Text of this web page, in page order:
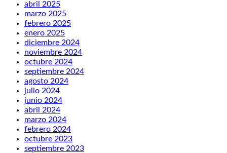
abril 2025
marzo 2025
febrero 2025
enero 2025
diciembre 2024
noviembre 2024
octubre 2024
septiembre 2024
agosto 2024
julio 2024
junio 2024
abril 2024
marzo 2024
febrero 2024
octubre 2023
septiembre 2023